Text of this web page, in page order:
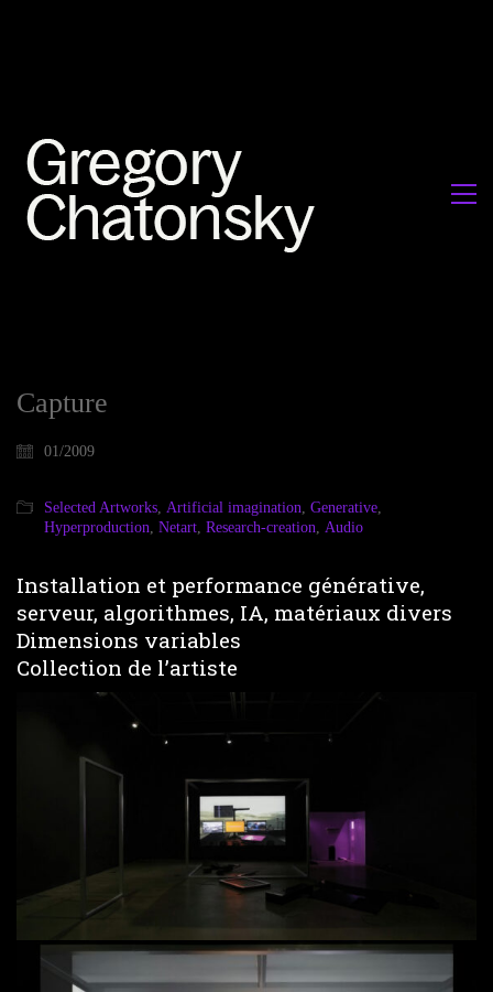
Capture
01/2009
Selected Artworks, Artificial imagination, Generative,
Hyperproduction, Netart, Research-creation, Audio
Installation et performance générative,
serveur, algorithmes, IA, matériaux divers
Dimensions variables
Collection de l’artiste